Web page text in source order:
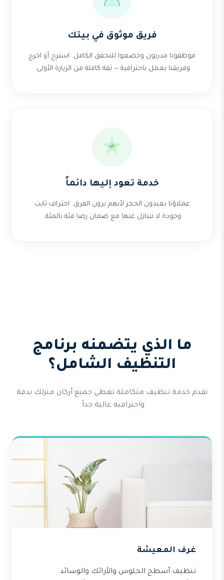
فريق موثوق في بيتك
موظفونا مدربون وخضعوا للتحقق الكامل. استرح أو اخرج
وفريقنا يعمل باحترافية — ثقة كاملة من الزيارة الأولى.
خدمة تعود إليها دائماً
عملاؤنا يعيدون الحجز لأنهم يرون الفرق. احتراف ثابت
وجودة لا تتنازل عنها مع ضمان رضا مئة بالمئة.
ما الذي يتضمنه برنامج
التنظيف الشامل؟
نقدم خدمة تنظيف متكاملة تغطي جميع أركان منزلك بدقة
واحترافية عالية جداً.
غرف المعيشة
تنظيف أسطح الجلوس والأرائك والوسائد